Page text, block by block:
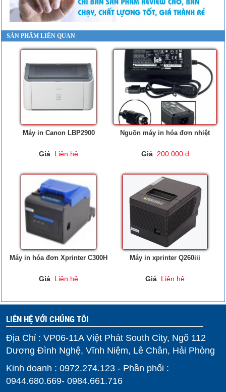
SẢN PHẨM LIÊN QUAN
Máy in Canon LBP2900
Giá: Liên hệ
Nguồn máy in hóa đơn nhiệt
Giá: 200.000 đ
Máy in hóa đơn Xprinter C300H
Giá: Liên hệ
Máy in xprinter Q260iii
Giá: Liên hệ
LIÊN HỆ VỚI CHÚNG TÔI
Địa Chỉ : VP06-11A Việt Phát South City, Ngõ 112
Dương Đình Nghệ, Vĩnh Niệm, Lê Chân, Hải Phòng
Kinh doanh : 0972.274.123 - Phần phối :
0944.680.669- 0984.661.716